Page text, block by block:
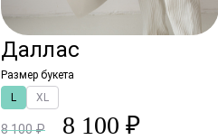
Даллас
Размер букета
L
XL
8 100 ₽ 8 100 ₽